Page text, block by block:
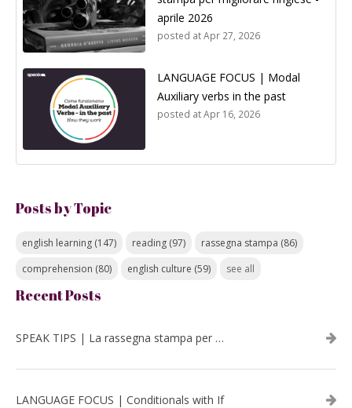
aprile 2026
posted atApr 27, 2026
LANGUAGE FOCUS | Modal
Auxiliary verbs in the past
posted atApr 16, 2026
Posts by Topic
english learning (147) reading (97) rassegna stampa (86)
comprehension (80) english culture (59) see all
Recent Posts
SPEAK TIPS | La rassegna stampa per migliorare l’inglese - luglio 2026
LANGUAGE FOCUS | Conditionals with If